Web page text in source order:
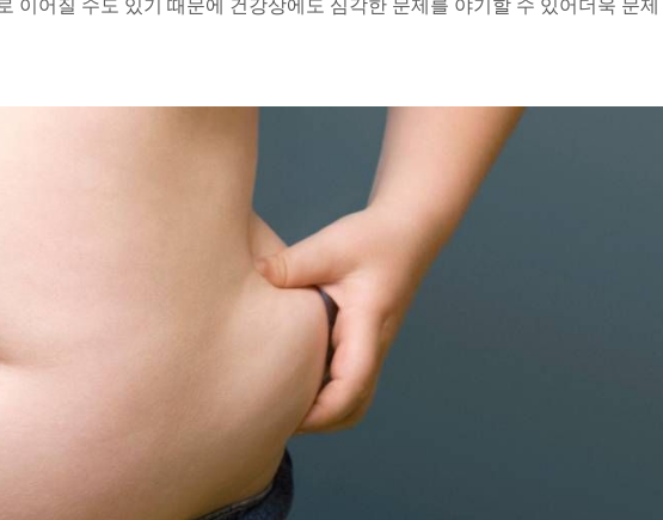
이어질 수도 있기 때문에 건강상에도 심각한 문제를 야기할 수 있어 더욱 문제